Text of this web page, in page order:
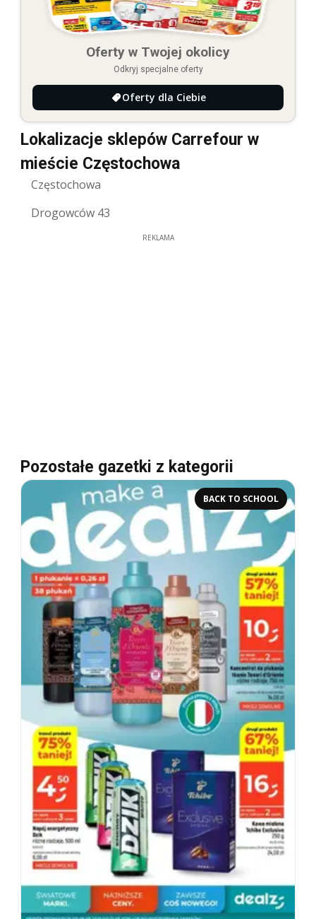
Oferty w Twojej okolicy
Odkryj specjalne oferty
Oferty dla Ciebie
Lokalizacje sklepów Carrefour w
mieście Częstochowa
Częstochowa
Drogowców 43
REKLAMA
Pozostałe gazetki z kategorii
BACK TO SCHOOL